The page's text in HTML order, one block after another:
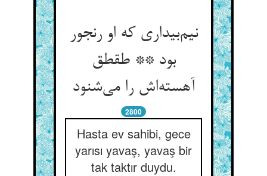
نیم‌بیداری که او رنجور
بود ** طقطق
آهسته‌اش را می‌شنود
2800
Hasta ev sahibi, gece
yarısı yavaş, yavaş bir
tak taktır duydu.